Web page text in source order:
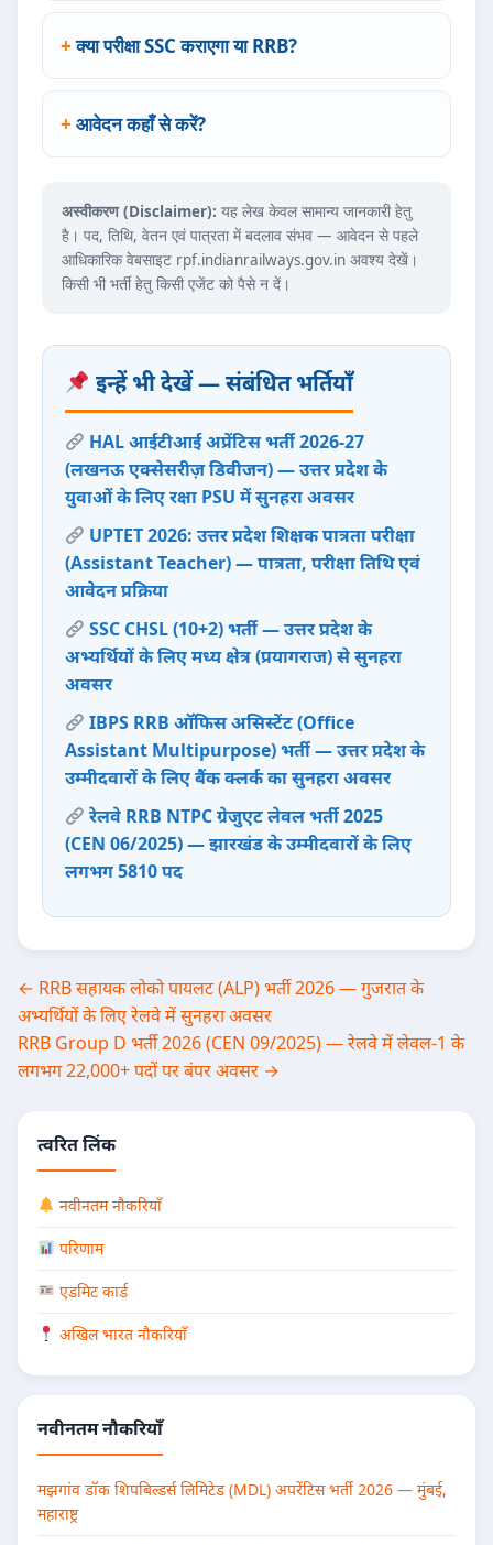
क्या परीक्षा SSC कराएगा या RRB?
आवेदन कहाँ से करें?
अस्वीकरण (Disclaimer): यह लेख केवल सामान्य जानकारी हेतु
है। पद, तिथि, वेतन एवं पात्रता में बदलाव संभव — आवेदन से पहले
आधिकारिक वेबसाइट rpf.indianrailways.gov.in अवश्य देखें।
किसी भी भर्ती हेतु किसी एजेंट को पैसे न दें।
इन्हें भी देखें — संबंधित भर्तियाँ
HAL आईटीआई अप्रेंटिस भर्ती 2026-27
(लखनऊ एक्सेसरीज़ डिवीजन) — उत्तर प्रदेश के
युवाओं के लिए रक्षा PSU में सुनहरा अवसर
UPTET 2026: उत्तर प्रदेश शिक्षक पात्रता परीक्षा
(Assistant Teacher) — पात्रता, परीक्षा तिथि एवं
आवेदन प्रक्रिया
SSC CHSL (10+2) भर्ती — उत्तर प्रदेश के
अभ्यर्थियों के लिए मध्य क्षेत्र (प्रयागराज) से सुनहरा
अवसर
IBPS RRB ऑफिस असिस्टेंट (Office
Assistant Multipurpose) भर्ती — उत्तर प्रदेश के
उम्मीदवारों के लिए बैंक क्लर्क का सुनहरा अवसर
रेलवे RRB NTPC ग्रेजुएट लेवल भर्ती 2025
(CEN 06/2025) — झारखंड के उम्मीदवारों के लिए
लगभग 5810 पद
Post
navigation
← RRB सहायक लोको पायलट (ALP) भर्ती 2026 — गुजरात के
अभ्यर्थियों के लिए रेलवे में सुनहरा अवसर
RRB Group D भर्ती 2026 (CEN 09/2025) — रेलवे में लेवल-1 के
लगभग 22,000+ पदों पर बंपर अवसर →
त्वरित लिंक
नवीनतम नौकरियाँ
परिणाम
एडमिट कार्ड
अखिल भारत नौकरियाँ
नवीनतम नौकरियाँ
मझगांव डॉक शिपबिल्डर्स लिमिटेड (MDL) अपरेंटिस भर्ती 2026 — मुंबई,
महाराष्ट्र